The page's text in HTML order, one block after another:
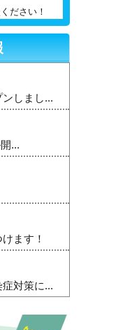
ださい！
しまし...
...
ます！
対策に...